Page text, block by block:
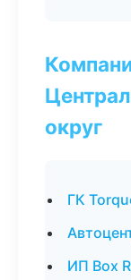
округ
ГК
ИП Box